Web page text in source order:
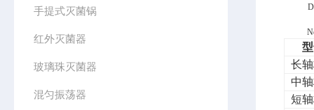
手提式灭菌锅
红外灭菌器
玻璃珠灭菌器
混匀振荡器
长
中
短